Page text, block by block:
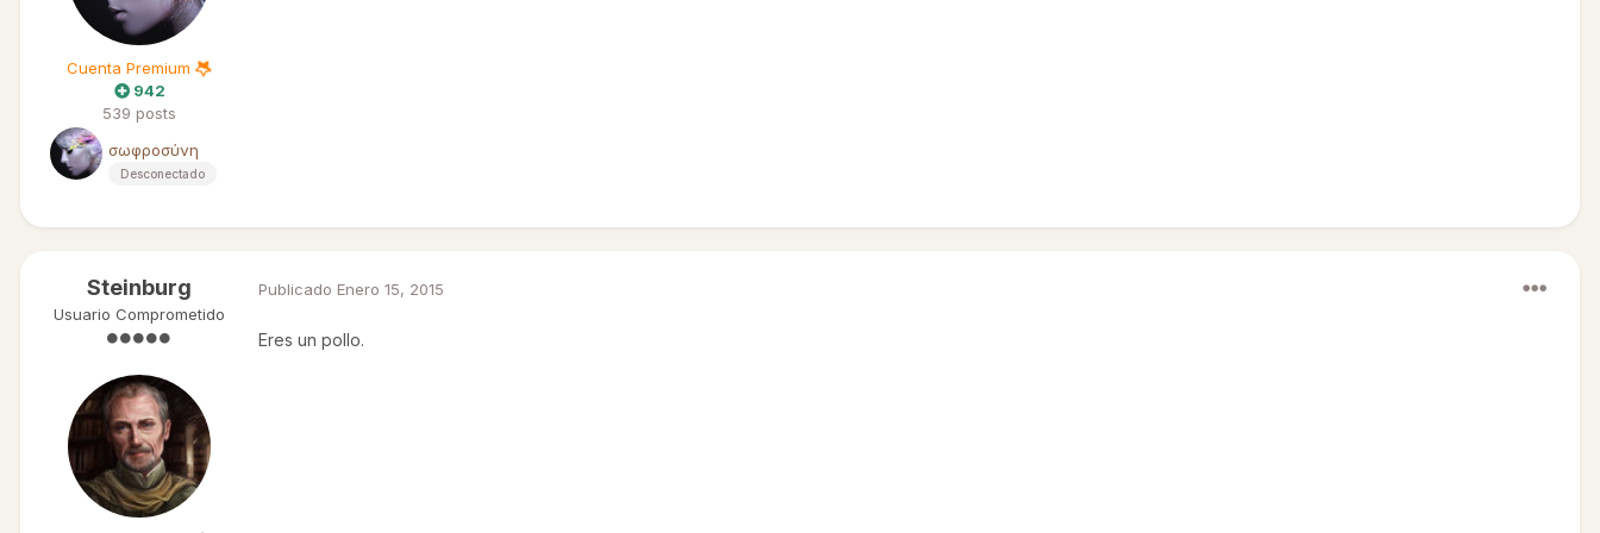
Cuenta Premium
942
539 posts
σωφροσύνη
Desconectado
Steinburg
Usuario Comprometido
Publicado Enero 15, 2015
Eres un pollo.